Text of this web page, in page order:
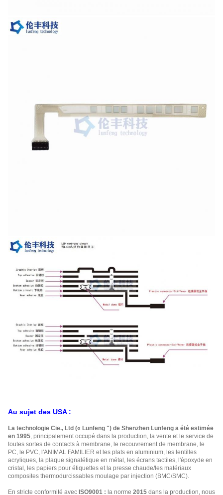
Au sujet des USA :
La technologie Cie., Ltd (« Lunfeng ") de Shenzhen Lunfeng a été estimée
en 1995 , principalement occupé dans la production, la vente et le service de
toutes sortes de contacts à membrane, le recouvrement de membrane, le
PC, le PVC, l'ANIMAL FAMILIER et les plats en aluminium, les lentilles
acryliques, la plaque signalétique en métal, les écrans tactiles, l'époxyde en
cristal, les papiers pour étiquettes et la presse chaude/les matériaux
composites thermodurcissables moulage par injection (BMC/SMC).
En stricte conformité avec ISO9001 : la norme 2015 dans la production, nous